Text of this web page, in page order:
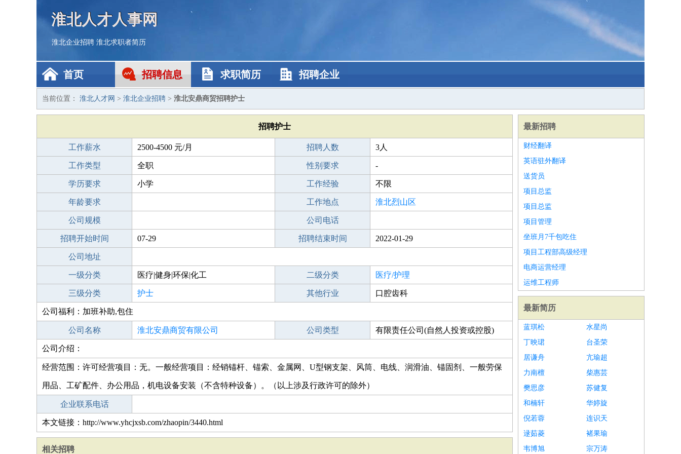
淮北人才人事网
淮北企业招聘 淮北求职者简历
首页 招聘信息 求职简历 招聘企业
当前位置： 淮北人才网 > 淮北企业招聘 > 淮北安鼎商贸招聘护士
招聘护士
工作薪水 2500-4500 元/月 招聘人数 3人
工作类型 全职 性别要求 -
学历要求 小学 工作经验 不限
年龄要求 工作地点 淮北烈山区
公司规模 公司电话
招聘开始时间 07-29 招聘结束时间 2022-01-29
公司地址
一级分类 医疗|健身|环保|化工 二级分类 医疗/护理
三级分类 护士 其他行业 口腔齿科
公司福利：加班补助,包住
公司名称 淮北安鼎商贸有限公司 公司类型 有限责任公司(自然人投资或控股)
公司介绍：
经营范围：许可经营项目：无。一般经营项目：经销锚杆、锚索、金属网、U型钢支架、风筒、电线、润滑油、锚固剂、一般劳保
用品、工矿配件、办公用品，机电设备安装（不含特种设备）。（以上涉及行政许可的除外）
企业联系电话
本文链接：http://www.yhcjxsb.com/zhaopin/3440.html
相关招聘
最新招聘
财经翻译
英语驻外翻译
送货员
项目总监
项目总监
项目管理
坐班月7千包吃住
项目工程部高级经理
电商运营经理
运维工程师
最新简历
蓝琪松
水星尚
丁映珺
台圣荣
居谦舟
亢瑜超
力南檀
柴惠芸
樊思彦
苏健复
和楠轩
华婷旋
倪若蓉
连识天
逯茹菱
褚果瑜
韦博旭
宗万涛